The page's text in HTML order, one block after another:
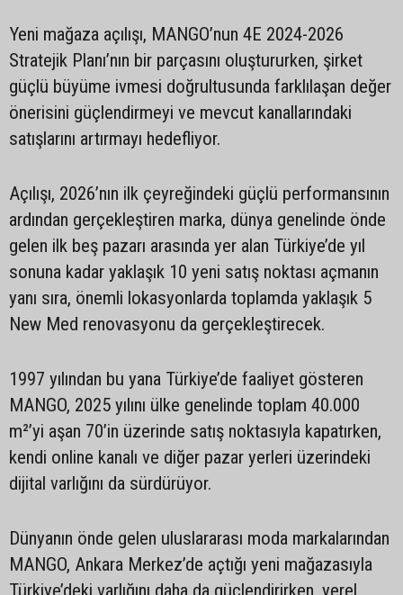
Yeni mağaza açılışı, MANGO’nun 4E 2024-2026
Stratejik Planı’nın bir parçasını oluştururken, şirket
güçlü büyüme ivmesi doğrultusunda farklılaşan değer
önerisini güçlendirmeyi ve mevcut kanallarındaki
satışlarını artırmayı hedefliyor.
Açılışı, 2026’nın ilk çeyreğindeki güçlü performansının
ardından gerçekleştiren marka, dünya genelinde önde
gelen ilk beş pazarı arasında yer alan Türkiye’de yıl
sonuna kadar yaklaşık 10 yeni satış noktası açmanın
yanı sıra, önemli lokasyonlarda toplamda yaklaşık 5
New Med renovasyonu da gerçekleştirecek.
1997 yılından bu yana Türkiye’de faaliyet gösteren
MANGO, 2025 yılını ülke genelinde toplam 40.000
m²’yi aşan 70’in üzerinde satış noktasıyla kapatırken,
kendi online kanalı ve diğer pazar yerleri üzerindeki
dijital varlığını da sürdürüyor.
Dünyanın önde gelen uluslararası moda markalarından
MANGO, Ankara Merkez’de açtığı yeni mağazasıyla
Türkiye’deki varlığını daha da güçlendirirken, yerel